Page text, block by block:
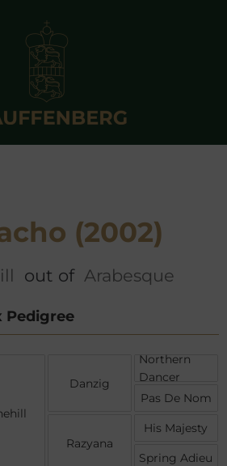
(2002)
out of Arabesque
Pedigree
Danzig
Razyana
Northern
Dancer
Pas De Nom
His Majesty
Spring Adieu